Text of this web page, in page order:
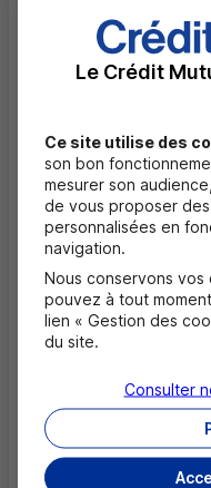
Questions
Quels documents
l'ouverture d'un
Où trouver les
Comment savoir
horaires
aux rendez-vous ?
Autres caisses
Le Crédit
Ce site utilise des
son bon
mesurer son
de vous proposer
personnalisées en
navigation.
Nous conservons vos
pouvez à tout
lien « Gestion des
du site.
Consulter